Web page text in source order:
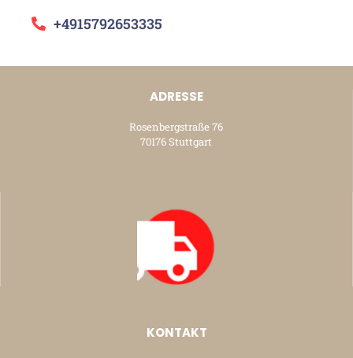
+4915792653335
ADRESSE
Rosenbergstraße 76
70176 Stuttgart
KONTAKT